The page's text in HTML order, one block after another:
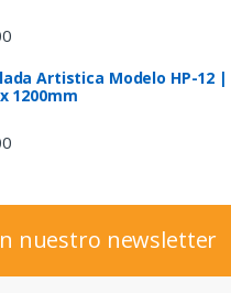
Artistica Modelo HP-12 |
1200mm
nuestro newsletter